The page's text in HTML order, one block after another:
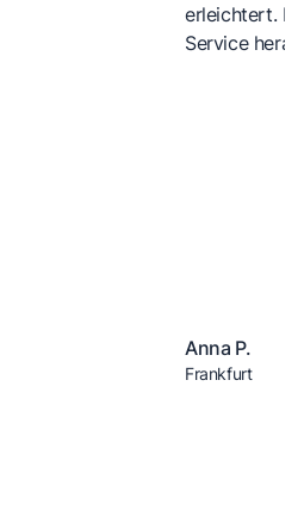
erleichtert.
Service
Anna P.
Frankfurt